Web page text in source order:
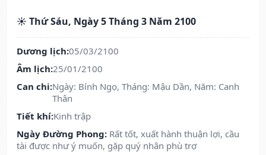
☀️ Thứ Sáu, Ngày 5 Tháng 3 Năm 2100
Dương lịch:05/03/2100
Âm lịch:25/01/2100
Can chi:Ngày: Bính Ngọ, Tháng: Mậu Dần, Năm: Canh
Thân
Tiết khí:Kinh trập
Ngày Đường Phong: Rất tốt, xuất hành thuận lợi, cầu
tài được như ý muốn, gặp quý nhân phù trợ